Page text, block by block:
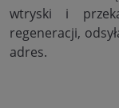
wtryski i
regeneracji,
adres.